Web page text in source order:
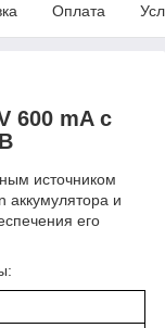
Оплата
600 mA с
источником
аккумулятора и
его